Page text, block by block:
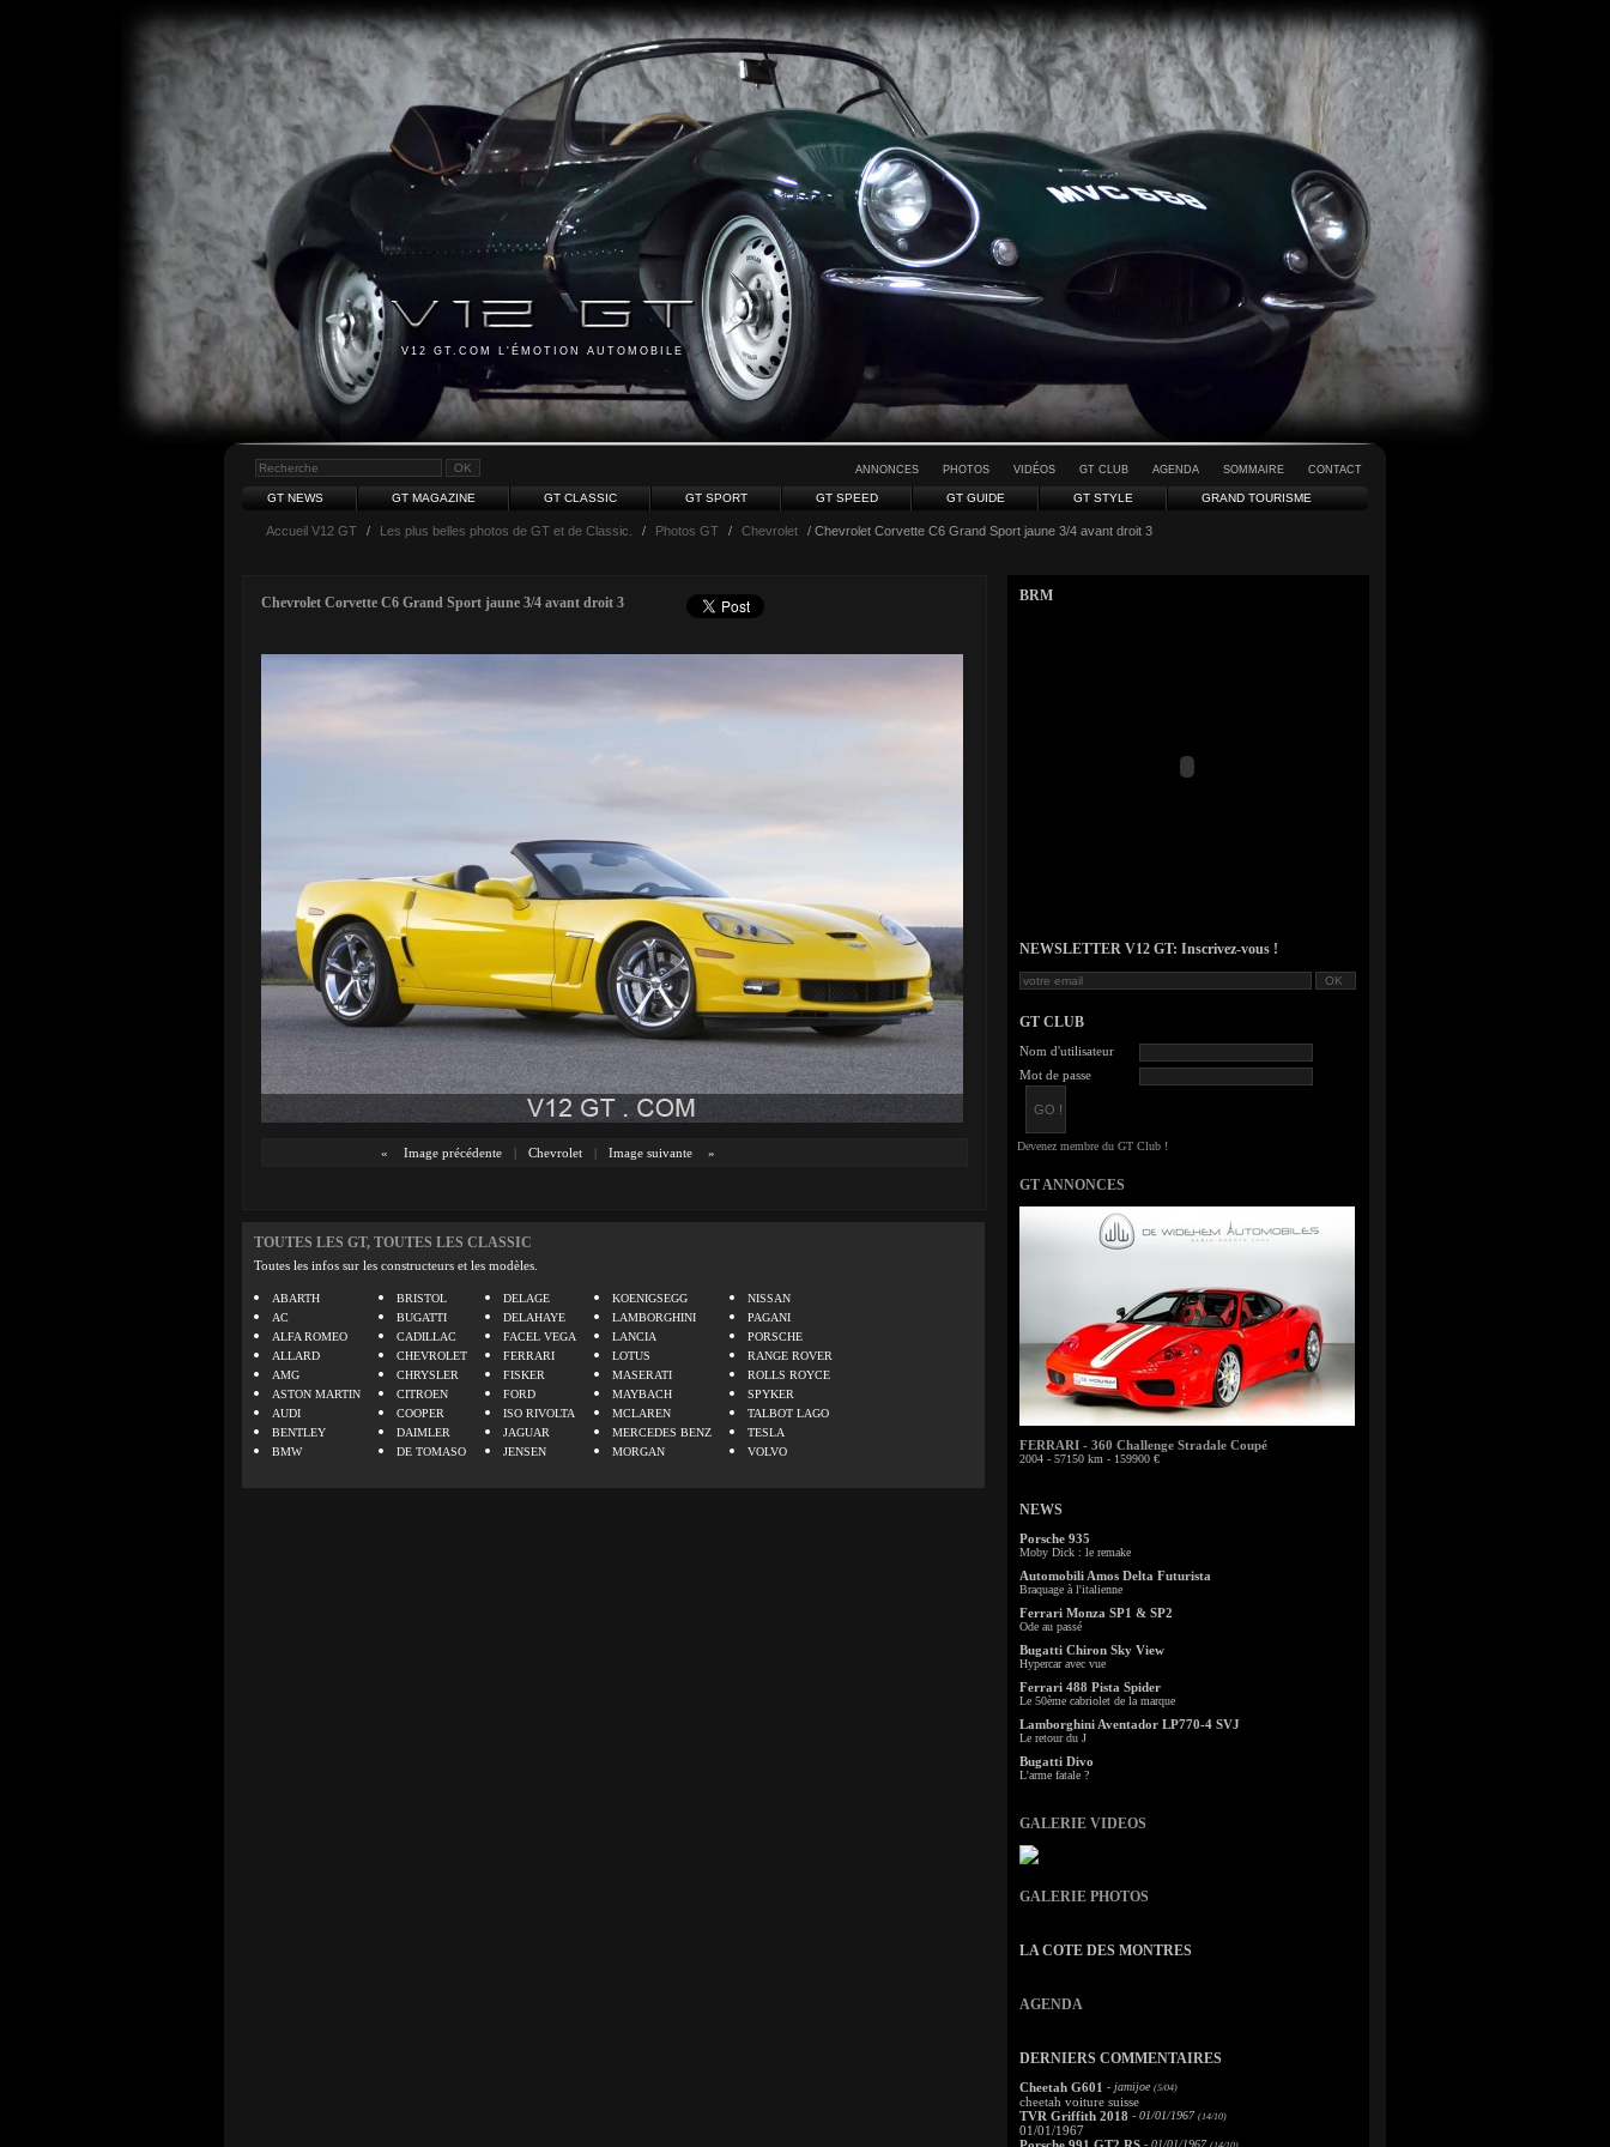
V12 GT.COM L'ÉMOTION AUTOMOBILE
ANNONCES PHOTOS VIDÉOS GT CLUB AGENDA SOMMAIRE CONTACT
GT NEWS GT MAGAZINE GT CLASSIC GT SPORT GT SPEED GT GUIDE GT STYLE GRAND TOURISME
Accueil V12 GT / Les plus belles photos de GT et de Classic. / Photos GT / Chevrolet / Chevrolet Corvette C6 Grand Sport jaune 3/4 avant droit 3
Chevrolet Corvette C6 Grand Sport jaune 3/4 avant droit 3
« Image précédente | Chevrolet | Image suivante »
TOUTES LES GT, TOUTES LES CLASSIC
Toutes les infos sur les constructeurs et les modèles.
ABARTH
AC
ALFA ROMEO
ALLARD
AMG
ASTON MARTIN
AUDI
BENTLEY
BMW
BRISTOL
BUGATTI
CADILLAC
CHEVROLET
CHRYSLER
CITROEN
COOPER
DAIMLER
DE TOMASO
DELAGE
DELAHAYE
FACEL VEGA
FERRARI
FISKER
FORD
ISO RIVOLTA
JAGUAR
JENSEN
KOENIGSEGG
LAMBORGHINI
LANCIA
LOTUS
MASERATI
MAYBACH
MCLAREN
MERCEDES BENZ
MORGAN
NISSAN
PAGANI
PORSCHE
RANGE ROVER
ROLLS ROYCE
SPYKER
TALBOT LAGO
TESLA
VOLVO
BRM
NEWSLETTER V12 GT: Inscrivez-vous !
GT CLUB
Nom d'utilisateur
Mot de passe
GT ANNONCES
FERRARI - 360 Challenge Stradale Coupé
2004 - 57150 km - 159900 €
NEWS
Porsche 935
Moby Dick : le remake
Automobili Amos Delta Futurista
Braquage à l'italienne
Ferrari Monza SP1 & SP2
Ode au passé
Bugatti Chiron Sky View
Hypercar avec vue
Ferrari 488 Pista Spider
Le 50ème cabriolet de la marque
Lamborghini Aventador LP770-4 SVJ
Le retour du J
Bugatti Divo
L'arme fatale ?
GALERIE VIDEOS
GALERIE PHOTOS
LA COTE DES MONTRES
AGENDA
DERNIERS COMMENTAIRES
Cheetah G601 - jamijoe (5/04)
cheetah voiture suisse
TVR Griffith 2018 - 01/01/1967 (14/10)
01/01/1967
- 01/01/1967